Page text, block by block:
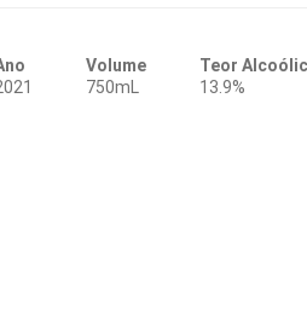
Volume
750mL
Teor
13.9%